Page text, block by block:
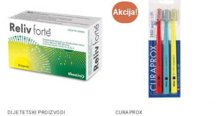
DIJETETSKI PROIZVODI
Akcija!
CURAPROX